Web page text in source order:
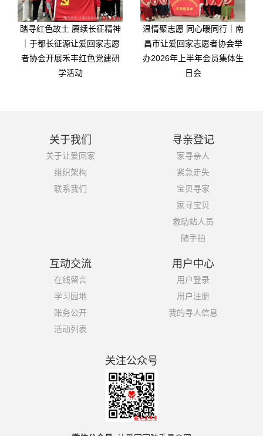
踏寻红色故土 赓续长征精神
｜于都长征源让爱回家志愿
者协会开展禾丰红色党建研
学活动
温情聚志愿 同心暖同行｜南
昌市让爱回家志愿者协会举
办2026年上半年会员集体生
日会
关于我们
关于让爱回家
组织架构
联系我们
寻亲登记
家寻亲人
紧急走失
宝贝寻家
家寻宝贝
救助站人员
随手拍
互动交流
在线留言
学习园地
账务公开
活动列表
用户中心
用户登录
用户注册
我的寻人信息
关注公众号